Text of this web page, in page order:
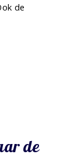
de
de